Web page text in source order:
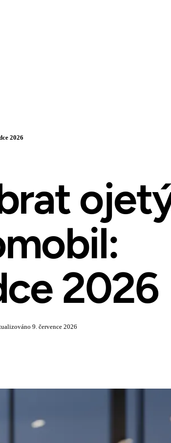
2026
2026
9. července 2026